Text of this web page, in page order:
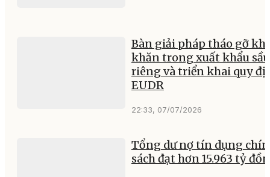
Bàn giải pháp tháo gỡ
khăn trong xuất khẩu sầu
riêng và triển khai quy
EUDR
22:33, 07/07/2026
Tổng dư nợ tín dụng
sách đạt hơn 15.963 tỷ